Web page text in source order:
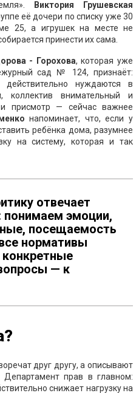
Виктория Грушевская
её дочери по списку уже 30
25, а игрушек на месте не
принести их сама.
- Горохова, которая уже
сад № 124, признаёт:
нуждаются в
внимательный и
и присмотр — сейчас важнее
напоминает, что, если у
ребёнка дома, разумнее
на систему, которая и так
отвечает
понимаем эмоции,
посещаемость
нормативы
— к
друг другу, а описывают
прав в главном:
снижает нагрузку на